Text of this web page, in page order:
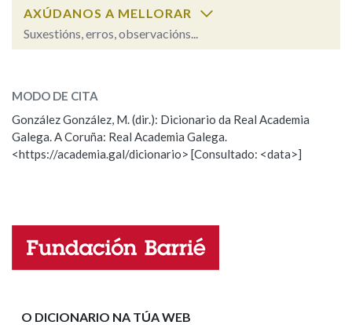
Pertence a
AXÚDANOS A MELLORAR
Suxestións, erros, observacións...
ESCOLLE UNHA OPCIÓN:
Observación Hai un erro na palabra
Propoño mellorar a definición
Nome
MODO DE CITA
González González, M. (dir.): Dicionario da Real Academia
Galega. A Coruña: Real Academia Galega.
<https://academia.gal/dicionario> [Consultado: <data>]
O DICIONARIO NA TÚA WEB